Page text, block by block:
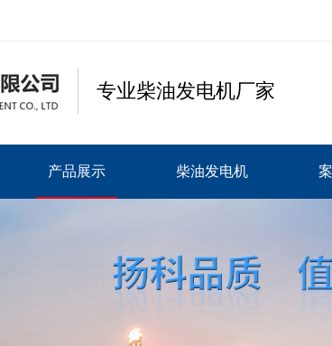
专业柴油发电机厂家
产品展示 柴油发电机